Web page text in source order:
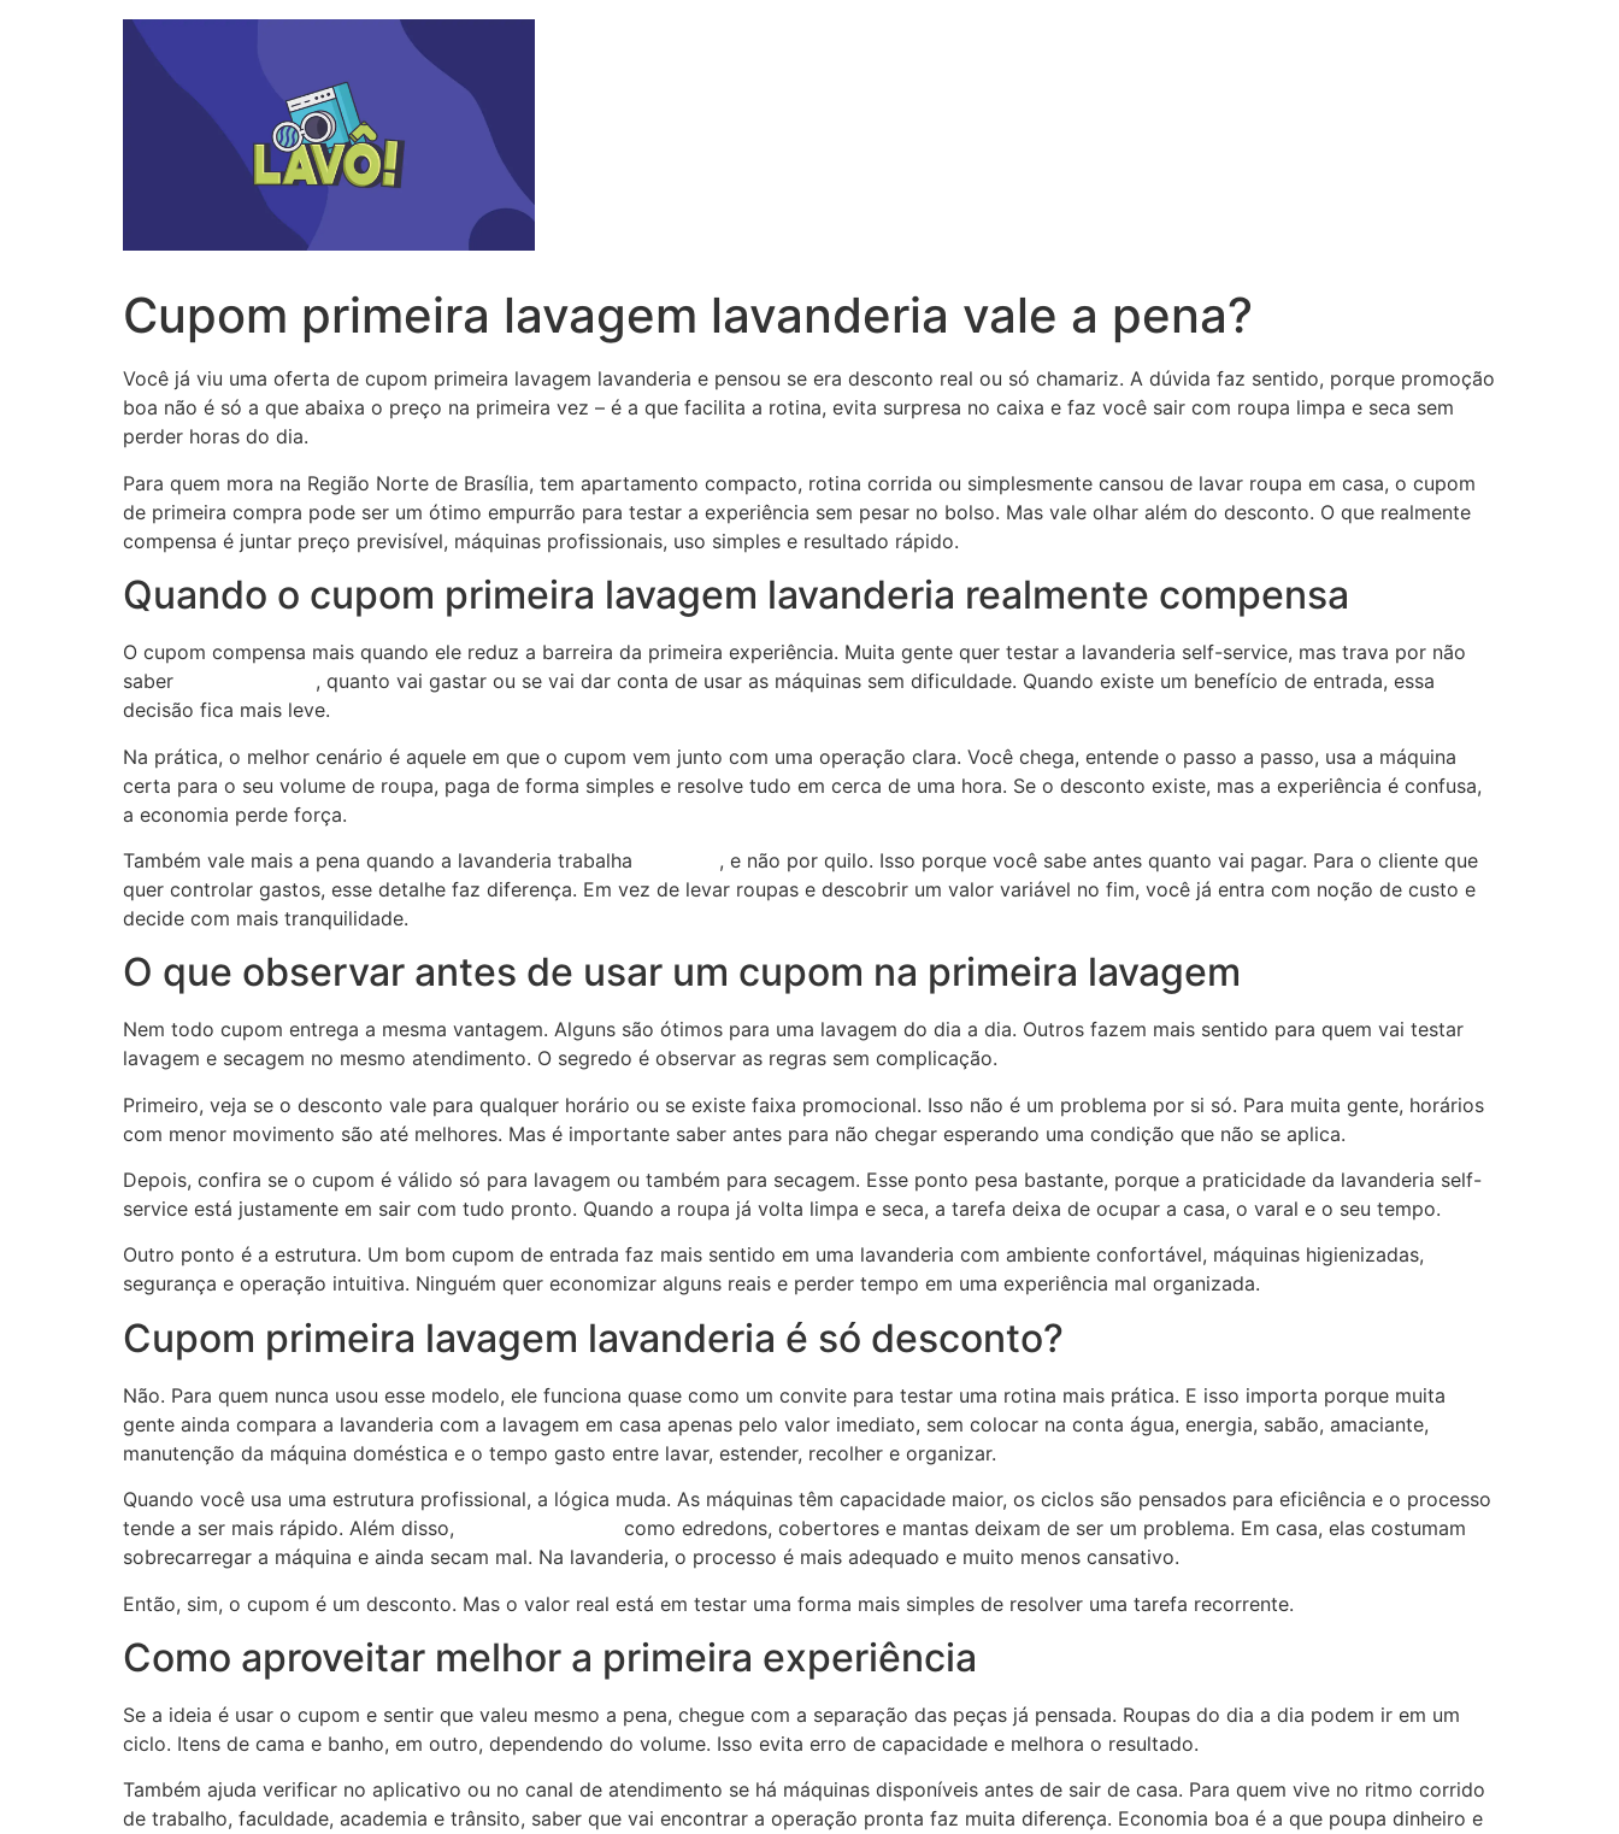
Cupom primeira lavagem lavanderia vale a pena?
Você já viu uma oferta de cupom primeira lavagem lavanderia e pensou se era desconto real ou só chamariz. A dúvida faz sentido, porque promoção
boa não é só a que abaixa o preço na primeira vez – é a que facilita a rotina, evita surpresa no caixa e faz você sair com roupa limpa e seca sem
perder horas do dia.
Para quem mora na Região Norte de Brasília, tem apartamento compacto, rotina corrida ou simplesmente cansou de lavar roupa em casa, o cupom
de primeira compra pode ser um ótimo empurrão para testar a experiência sem pesar no bolso. Mas vale olhar além do desconto. O que realmente
compensa é juntar preço previsível, máquinas profissionais, uso simples e resultado rápido.
Quando o cupom primeira lavagem lavanderia realmente compensa
O cupom compensa mais quando ele reduz a barreira da primeira experiência. Muita gente quer testar a lavanderia self-service, mas trava por não
saber
, quanto vai gastar ou se vai dar conta de usar as máquinas sem dificuldade. Quando existe um benefício de entrada, essa
decisão fica mais leve.
Na prática, o melhor cenário é aquele em que o cupom vem junto com uma operação clara. Você chega, entende o passo a passo, usa a máquina
certa para o seu volume de roupa, paga de forma simples e resolve tudo em cerca de uma hora. Se o desconto existe, mas a experiência é confusa,
a economia perde força.
Também vale mais a pena quando a lavanderia trabalha
, e não por quilo. Isso porque você sabe antes quanto vai pagar. Para o cliente que
quer controlar gastos, esse detalhe faz diferença. Em vez de levar roupas e descobrir um valor variável no fim, você já entra com noção de custo e
decide com mais tranquilidade.
O que observar antes de usar um cupom na primeira lavagem
Nem todo cupom entrega a mesma vantagem. Alguns são ótimos para uma lavagem do dia a dia. Outros fazem mais sentido para quem vai testar
lavagem e secagem no mesmo atendimento. O segredo é observar as regras sem complicação.
Primeiro, veja se o desconto vale para qualquer horário ou se existe faixa promocional. Isso não é um problema por si só. Para muita gente, horários
com menor movimento são até melhores. Mas é importante saber antes para não chegar esperando uma condição que não se aplica.
Depois, confira se o cupom é válido só para lavagem ou também para secagem. Esse ponto pesa bastante, porque a praticidade da lavanderia self-
service está justamente em sair com tudo pronto. Quando a roupa já volta limpa e seca, a tarefa deixa de ocupar a casa, o varal e o seu tempo.
Outro ponto é a estrutura. Um bom cupom de entrada faz mais sentido em uma lavanderia com ambiente confortável, máquinas higienizadas,
segurança e operação intuitiva. Ninguém quer economizar alguns reais e perder tempo em uma experiência mal organizada.
Cupom primeira lavagem lavanderia é só desconto?
Não. Para quem nunca usou esse modelo, ele funciona quase como um convite para testar uma rotina mais prática. E isso importa porque muita
gente ainda compara a lavanderia com a lavagem em casa apenas pelo valor imediato, sem colocar na conta água, energia, sabão, amaciante,
manutenção da máquina doméstica e o tempo gasto entre lavar, estender, recolher e organizar.
Quando você usa uma estrutura profissional, a lógica muda. As máquinas têm capacidade maior, os ciclos são pensados para eficiência e o processo
tende a ser mais rápido. Além disso,
como edredons, cobertores e mantas deixam de ser um problema. Em casa, elas costumam
sobrecarregar a máquina e ainda secam mal. Na lavanderia, o processo é mais adequado e muito menos cansativo.
Então, sim, o cupom é um desconto. Mas o valor real está em testar uma forma mais simples de resolver uma tarefa recorrente.
Como aproveitar melhor a primeira experiência
Se a ideia é usar o cupom e sentir que valeu mesmo a pena, chegue com a separação das peças já pensada. Roupas do dia a dia podem ir em um
ciclo. Itens de cama e banho, em outro, dependendo do volume. Isso evita erro de capacidade e melhora o resultado.
Também ajuda verificar no aplicativo ou no canal de atendimento se há máquinas disponíveis antes de sair de casa. Para quem vive no ritmo corrido
de trabalho, faculdade, academia e trânsito, saber que vai encontrar a operação pronta faz muita diferença. Economia boa é a que poupa dinheiro e